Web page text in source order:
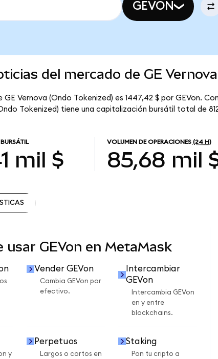
GEVON
del mercado de GE
GE Vernova (Ondo Tokenized) es 1447,42 $ por GEVon.
Tokenized) tiene una capitalización bursátil total de
mil $
VOLUMEN DE OPERACIONES (24 H)
85,68 mil
usar GEVon en MetaMask
Vender GEVon
Cambia GEVon por
efectivo.
Intercambiar
GEVon
Intercambia GEVon
en y entre
blockchains.
y
Perpetuos
Largos o cortos en
Staking
Pon tu cripto a